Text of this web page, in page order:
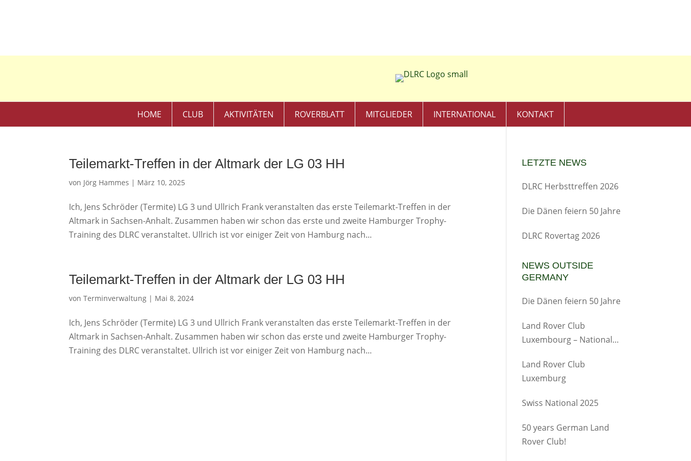
HOME CLUB AKTIVITÄTEN ROVERBLATT MITGLIEDER INTERNATIONAL KONTAKT
Teilemarkt-Treffen in der Altmark der LG 03 HH
von Jörg Hammes | März 10, 2025
Ich, Jens Schröder (Termite) LG 3 und Ullrich Frank veranstalten das erste Teilemarkt-Treffen in der
Altmark in Sachsen-Anhalt. Zusammen haben wir schon das erste und zweite Hamburger Trophy-
Training des DLRC veranstaltet. Ullrich ist vor einiger Zeit von Hamburg nach...
Teilemarkt-Treffen in der Altmark der LG 03 HH
vonTerminverwaltung | Mai 8, 2024
Ich, Jens Schröder (Termite) LG 3 und Ullrich Frank veranstalten das erste Teilemarkt-Treffen in der
Altmark in Sachsen-Anhalt. Zusammen haben wir schon das erste und zweite Hamburger Trophy-
Training des DLRC veranstaltet. Ullrich ist vor einiger Zeit von Hamburg nach...
LETZTE NEWS
DLRC Herbsttreffen 2026
Die Dänen feiern 50 Jahre
DLRC Rovertag 2026
NEWS OUTSIDE
GERMANY
Die Dänen feiern 50 Jahre
Land Rover Club
Luxembourg – Nationales
Land Rover Club
Luxemburg
Swiss National 2025
50 years German Land
Rover Club!